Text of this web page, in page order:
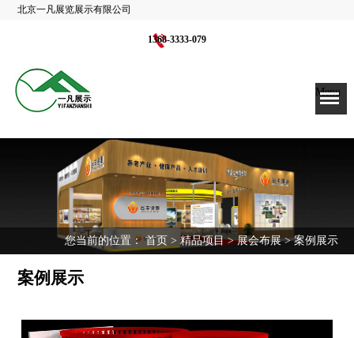
北京一凡展览展示有限公司
1368-3333-079
Menu
您当前的位置：首页 > 精品项目>展会布展> 案例展示
案例展示